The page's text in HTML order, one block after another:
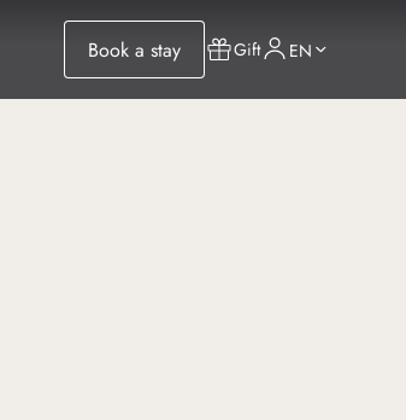
Book a stay Gift EN